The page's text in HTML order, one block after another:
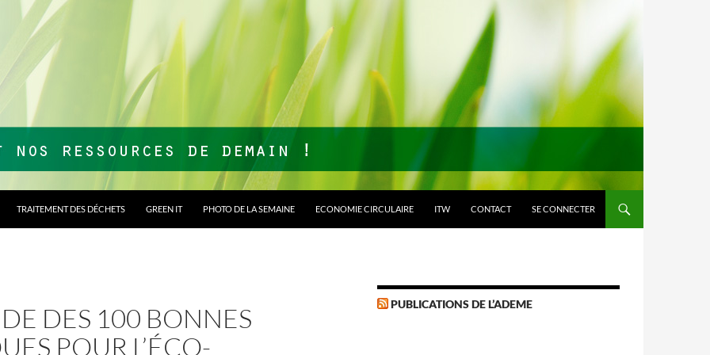
TRAITEMENT DES DÉCHETS GREEN IT PHOTO DE LA SEMAINE ECONOMIE CIRCULAIRE ITW CONTACT SE CONNECTER
DES 100 BONNES
POUR L’ÉCO-
PUBLICATIONS DE L’ADEME